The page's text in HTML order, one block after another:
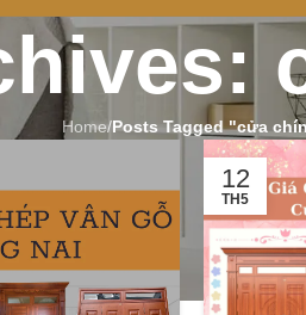
Home/Posts Tagged "cửa
12
TH5